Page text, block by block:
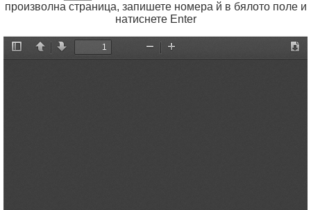
произволна страница, запишете номера й в бялото поле и
натиснете Enter